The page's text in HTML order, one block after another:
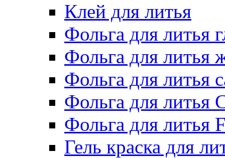
Клей для литья
Фольга для литья
Фольга для литья
Фольга для литья
Фольга для литья
Фольга для литья
Гель краска для